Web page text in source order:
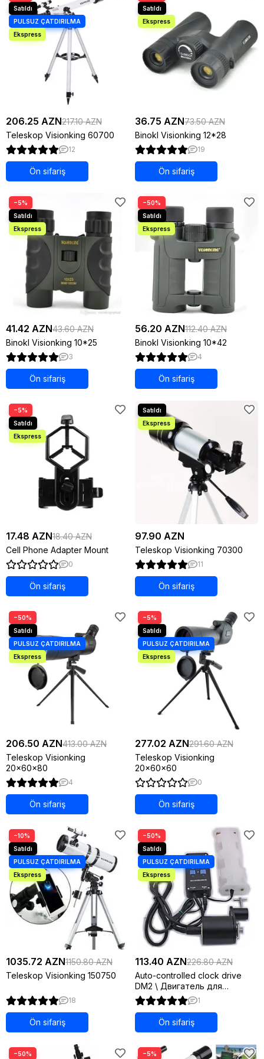
206.25 AZN217.10 AZN
Teleskop Visionking 60700
12
Ön sifariş
36.75 AZN73.50 AZN
Binokl Visionking 12*28
19
Ön sifariş
−5%
41.42 AZN43.60 AZN
Binokl Visionking 10*25
3
Ön sifariş
−50%
56.20 AZN112.40 AZN
Binokl Visionking 10*42
4
Ön sifariş
−5%
17.48 AZN18.40 AZN
Cell Phone Adapter Mount
0
Ön sifariş
97.90 AZN
Teleskop Visionking 70300
11
Ön sifariş
−50%
206.50 AZN413.00 AZN
Teleskop Visionking
20x60x80
4
Ön sifariş
−5%
277.02 AZN291.60 AZN
Teleskop Visionking
20x60x60
0
Ön sifariş
−10%
1035.72 AZN1150.80 AZN
Teleskop Visionking 150750
18
Ön sifariş
−50%
113.40 AZN226.80 AZN
Auto-controlled clock drive
DM2 \ Двигатель для
телескопа
1
Ön sifariş
−50% −5%